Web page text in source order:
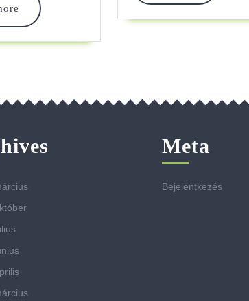
read
more
Meta
Bejelentkezés